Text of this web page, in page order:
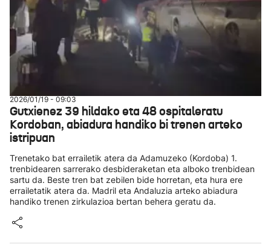
2026/01/19 - 09:03
Gutxienez 39 hildako eta 48 ospitaleratu
Kordoban, abiadura handiko bi trenen arteko
istripuan
Trenetako bat errailetik atera da Adamuzeko (Kordoba) 1.
trenbidearen sarrerako desbideraketan eta alboko trenbidean
sartu da. Beste tren bat zebilen bide horretan, eta hura ere
errailetatik atera da. Madril eta Andaluzia arteko abiadura
handiko trenen zirkulazioa bertan behera geratu da.